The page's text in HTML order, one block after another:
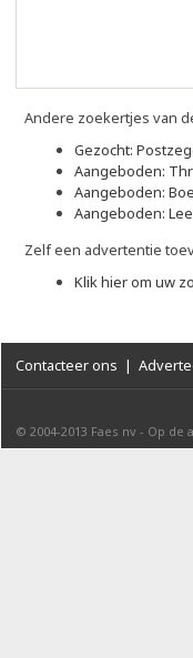
Andere zoekertjes van
Gezocht:
Aangeboden:
Aangeboden:
Aangeboden:
Zelf een advertentie
Klik hier om uw
Contacteer ons |
© 2004-2013 Faes nv - Op de